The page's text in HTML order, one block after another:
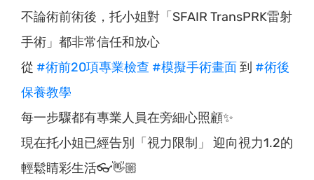
不論術前術後，托小姐對「SFAIR TransPRK雷射
手術」都非常信任和放心
從 #術前20項專業檢查 #模擬手術畫面到 #術後
保養教學
每一步驟都有專業人員在旁細心照顧✨
現在托小姐已經告別「視力限制」 迎向視力1.2的
輕鬆睛彩生活👓👋🏼